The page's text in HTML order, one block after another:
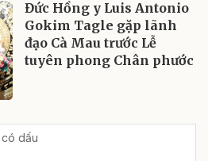
Đức Hồng y Luis Antonio
Gokim Tagle gặp lãnh
đạo Cà Mau trước Lễ
tuyên phong Chân phước